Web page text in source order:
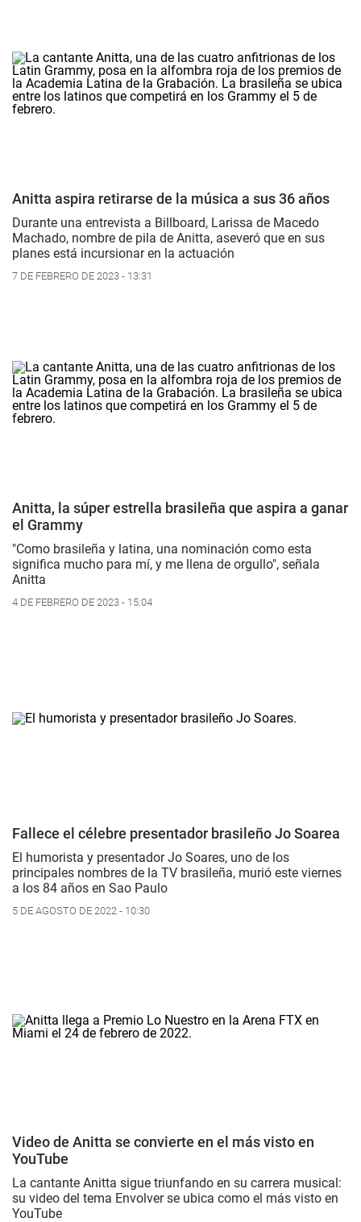
Anitta aspira retirarse de la música a sus 36 años
Durante una entrevista a Billboard, Larissa de Macedo
Machado, nombre de pila de Anitta, aseveró que en sus
planes está incursionar en la actuación
7 DE FEBRERO DE 2023 - 13:31
Anitta, la súper estrella brasileña que aspira a ganar
el Grammy
"Como brasileña y latina, una nominación como esta
significa mucho para mí, y me llena de orgullo", señala
Anitta
4 DE FEBRERO DE 2023 - 15:04
Fallece el célebre presentador brasileño Jo Soarea
El humorista y presentador Jo Soares, uno de los
principales nombres de la TV brasileña, murió este viernes
a los 84 años en Sao Paulo
5 DE AGOSTO DE 2022 - 10:30
Video de Anitta se convierte en el más visto en
YouTube
La cantante Anitta sigue triunfando en su carrera musical:
su video del tema Envolver se ubica como el más visto en
YouTube